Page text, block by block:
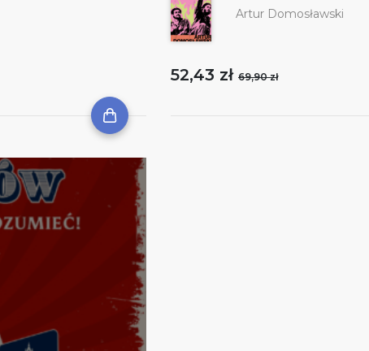
Artur Domosławski
52,43 zł 69,90 zł